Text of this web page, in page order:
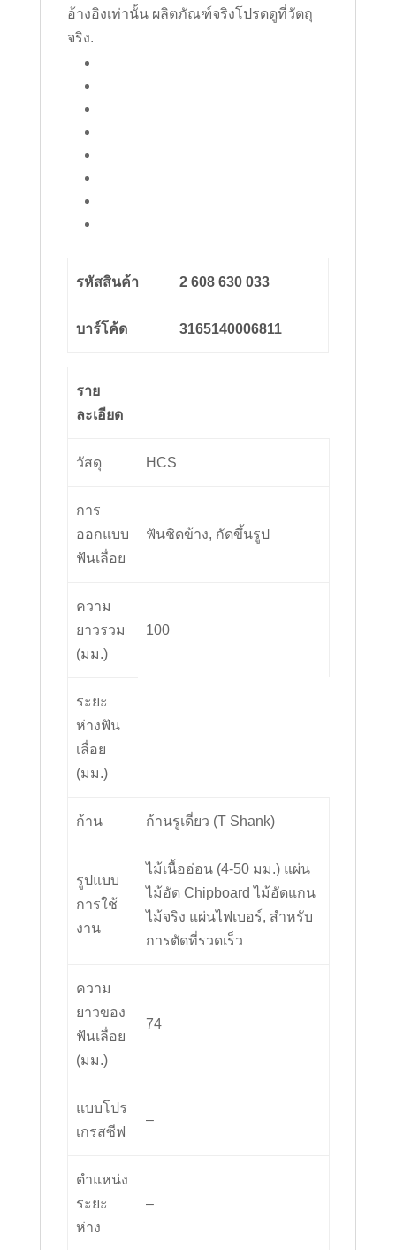
อ้างอิงเท่านั้น ผลิตภัณฑ์จริงโปรดดูที่วัตถุ
จริง.
รหัสสินค้า 2 608 630 033
บาร์โค้ด 3165140006811
ราย
ละเอียด
วัสดุ HCS
การ
ออกแบบ
ฟันเลื่อย
ฟันชิดข้าง, กัดขึ้นรูป
ความ
ยาวรวม
(มม.)
100
ระยะ
ห่างฟัน
เลื่อย
(มม.)
ก้าน ก้านรูเดี่ยว (T Shank)
รูปแบบ
การใช้
งาน
ไม้เนื้ออ่อน (4-50 มม.) แผ่น
ไม้อัด Chipboard ไม้อัดแกน
ไม้จริง แผ่นไฟเบอร์, สำหรับ
การตัดที่รวดเร็ว
ความ
ยาวของ
ฟันเลื่อย
(มม.)
74
แบบโปร
เกรสซีฟ
–
ตำแหน่ง
ระยะ
ห่าง
–